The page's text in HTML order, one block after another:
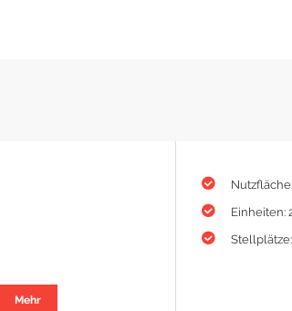
Mehr
Einheiten: